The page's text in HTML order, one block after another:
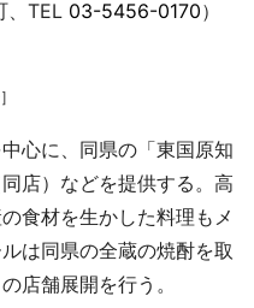
、TEL 03-5456-0170）
心に、同県の「東国原知
店）などを提供する。高
食材を生かした料理もメ
は同県の全蔵の焼酎を取
店舗展開を行う。